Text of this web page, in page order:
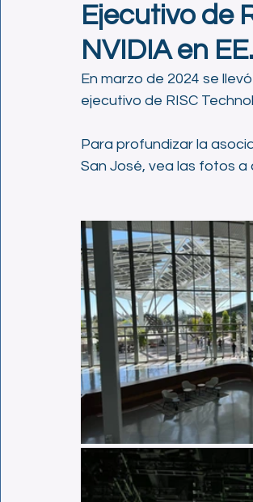
Ejecutivo de
NVIDIA en
En marzo de 2024 se
ejecutivo de RISC
Para profundizar la
San José, vea las fotos a